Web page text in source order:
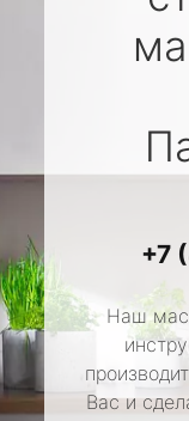
+7
Наш
Вас и